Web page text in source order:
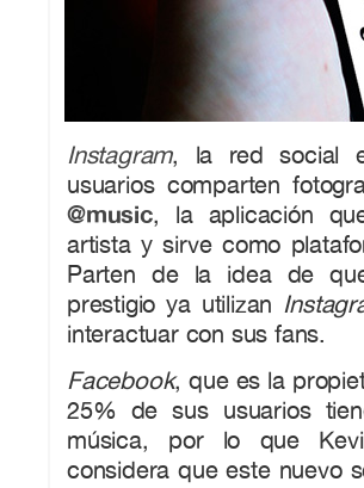
Instagram, la red social
usuarios comparten
@music, la aplicación
artista y sirve como
Parten de la idea de
prestigio ya utilizan
interactuar con sus fans.
Facebook, que es la
25% de sus usuarios
música, por lo que
considera que este nuevo